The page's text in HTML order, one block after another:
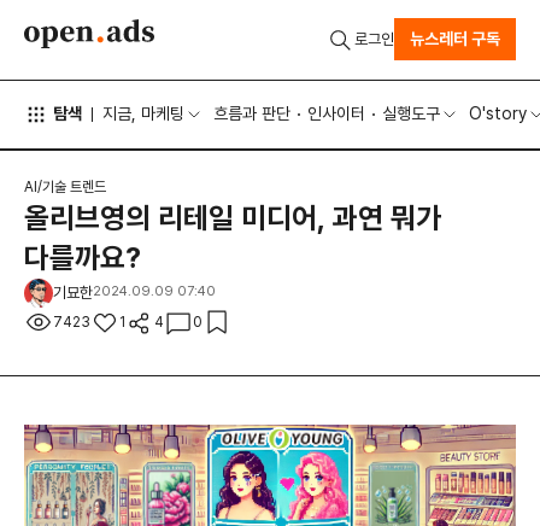
탐색 지금, 마케팅 흐름과 판단 인사이터 실행도구 O'story
로그인 뉴스레터 구독
AI/기술 트렌드
올리브영의 리테일 미디어, 과연 뭐가
다를까요?
기묘한2024.09.09 07:40
7423 1 4 0